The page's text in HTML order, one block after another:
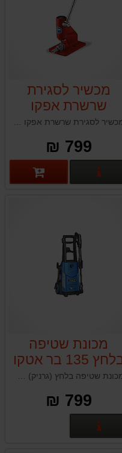
מכשיר לסגירת
שרשרת אפקו
EFCO
מכשיר לסגירת שרשרת אפקו EFCO תוצרת איטליה
799 ₪
פרטים נוספים
מכונת שטיפה
בלחץ 135 בר אטקו
ATCO VAX 90Pמכונת שטיפה בלחץ (גרניק) אטקו דגם ATCO VAX 90P קלת משקל, לשטיפה עוצמתית, ייסודית וחכמה
799 ₪